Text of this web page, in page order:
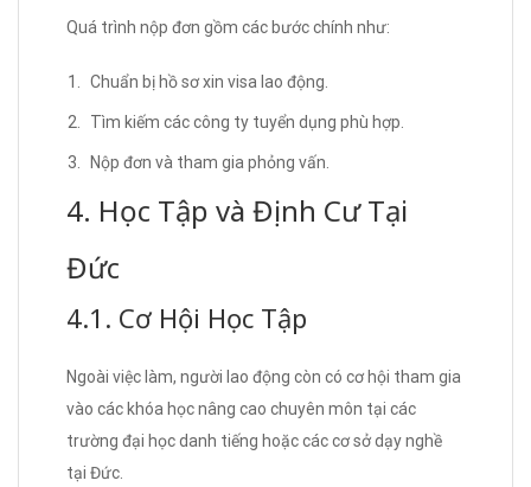
Quá trình nộp đơn gồm các bước chính như:
Chuẩn bị hồ sơ xin visa lao động.
Tìm kiếm các công ty tuyển dụng phù hợp.
Nộp đơn và tham gia phỏng vấn.
4. Học Tập và Định Cư Tại
Đức
4.1. Cơ Hội Học Tập
Ngoài việc làm, người lao động còn có cơ hội tham gia
vào các khóa học nâng cao chuyên môn tại các
trường đại học danh tiếng hoặc các cơ sở dạy nghề
tại Đức.